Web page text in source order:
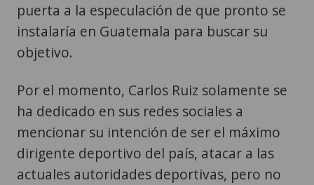
puerta a la especulación de que pronto se
instalaría en Guatemala para buscar su
objetivo.
Por el momento, Carlos Ruiz solamente se
ha dedicado en sus redes sociales a
mencionar su intención de ser el máximo
dirigente deportivo del país, atacar a las
actuales autoridades deportivas, pero no